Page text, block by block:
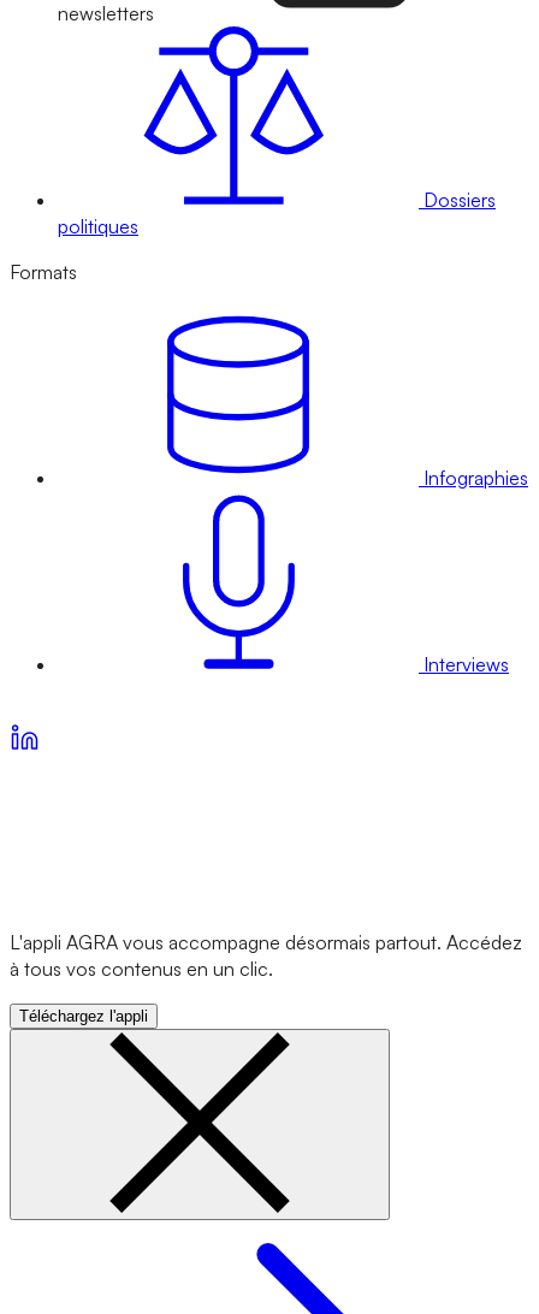
newsletters
Dossiers
politiques
Formats
Infographies
Interviews
L'appli AGRA vous accompagne désormais partout. Accédez
à tous vos contenus en un clic.
Téléchargez l'appli